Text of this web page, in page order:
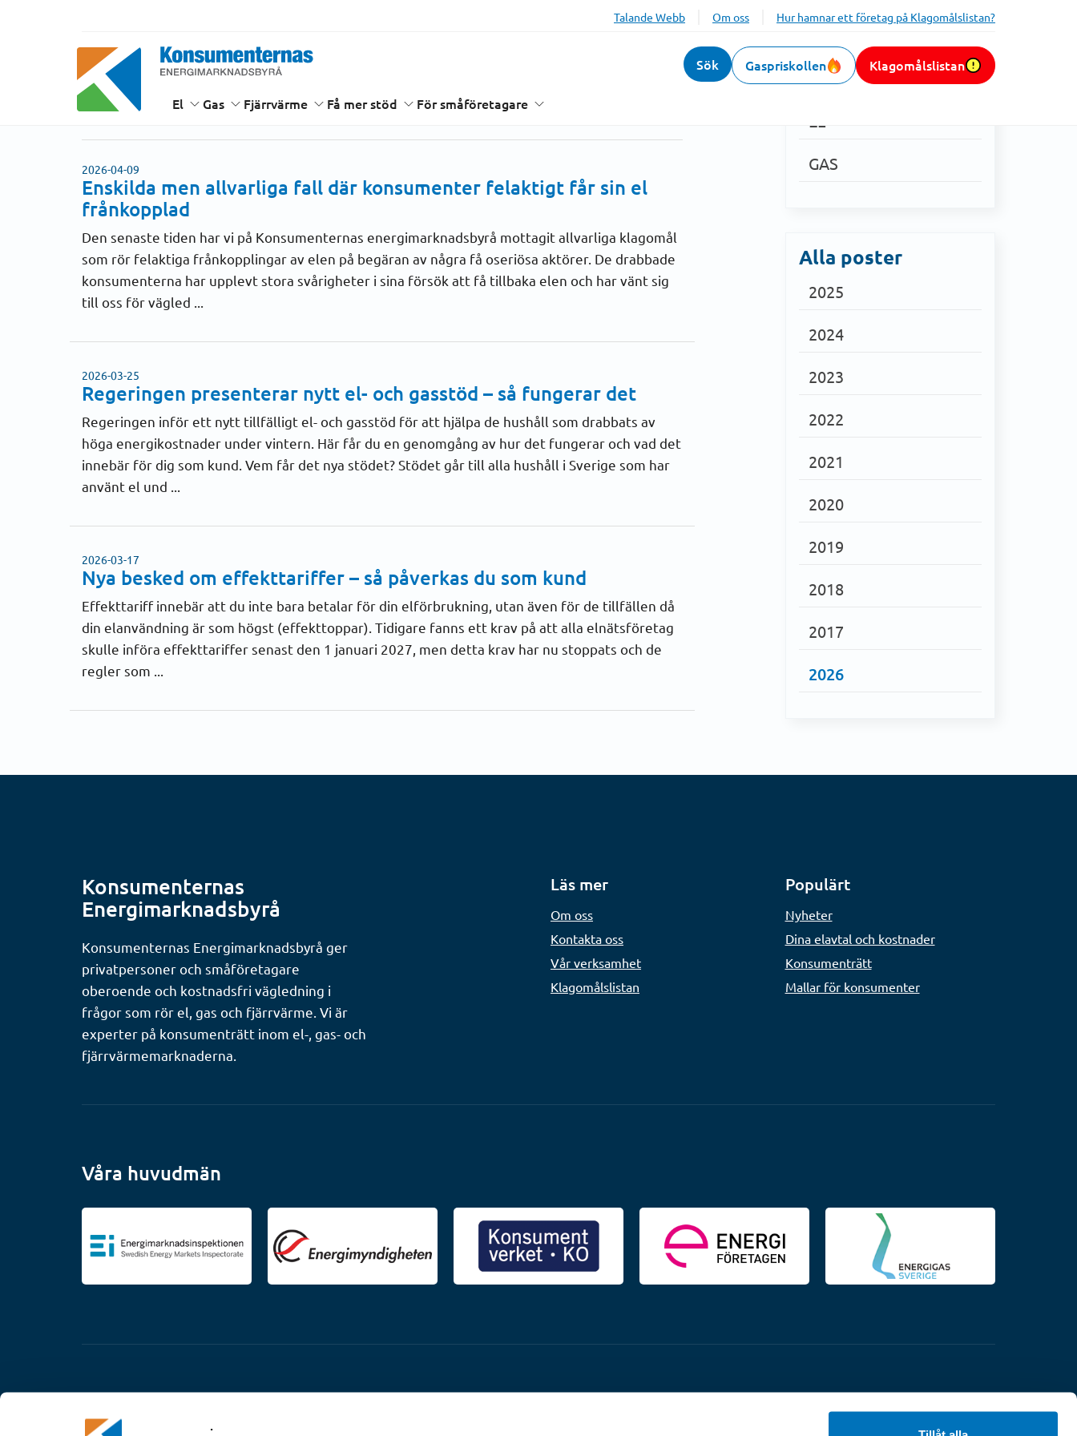
Talande Webb Om oss Hur hamnar ett företag på Klagomålslistan?
Energimarknadsbyrån
El Gas Fjärrvärme Få mer stöd För småföretagare
Sök Gaspriskollen Klagomålslistan
Nyheter
2026-04-09
Enskilda men allvarliga fall där konsumenter felaktigt får sin el
frånkopplad
Den senaste tiden har vi på Konsumenternas energimarknadsbyrå mottagit allvarliga klagomål
som rör felaktiga frånkopplingar av elen på begäran av några få oseriösa aktörer. De drabbade
konsumenterna har upplevt stora svårigheter i sina försök att få tillbaka elen och har vänt sig
till oss för vägled ...
2026-03-25
Regeringen presenterar nytt el- och gasstöd – så fungerar det
Regeringen inför ett nytt tillfälligt el- och gasstöd för att hjälpa de hushåll som drabbats av
höga energikostnader under vintern. Här får du en genomgång av hur det fungerar och vad det
innebär för dig som kund. Vem får det nya stödet? Stödet går till alla hushåll i Sverige som har
använt el und ...
2026-03-17
Nya besked om effekttariffer – så påverkas du som kund
Effekttariff innebär att du inte bara betalar för din elförbrukning, utan även för de tillfällen då
din elanvändning är som högst (effekttoppar). Tidigare fanns ett krav på att alla elnätsföretag
skulle införa effekttariffer senast den 1 januari 2027, men detta krav har nu stoppats och de
regler som ...
Kategorier
EL
GAS
Alla poster
2025
2024
2023
2022
2021
2020
2019
2018
2017
2026
Konsumenternas
Energimarknadsbyrå
Konsumenternas Energimarknadsbyrå ger
privatpersoner och småföretagare
oberoende och kostnadsfri vägledning i
frågor som rör el, gas och fjärrvärme. Vi är
experter på konsumenträtt inom el-, gas- och
fjärrvärmemarknaderna.
Läs mer
Om oss
Kontakta oss
Vår verksamhet
Klagomålslistan
Populärt
Nyheter
Dina elavtal och kostnader
Konsumenträtt
Mallar för konsumenter
Våra huvudmän